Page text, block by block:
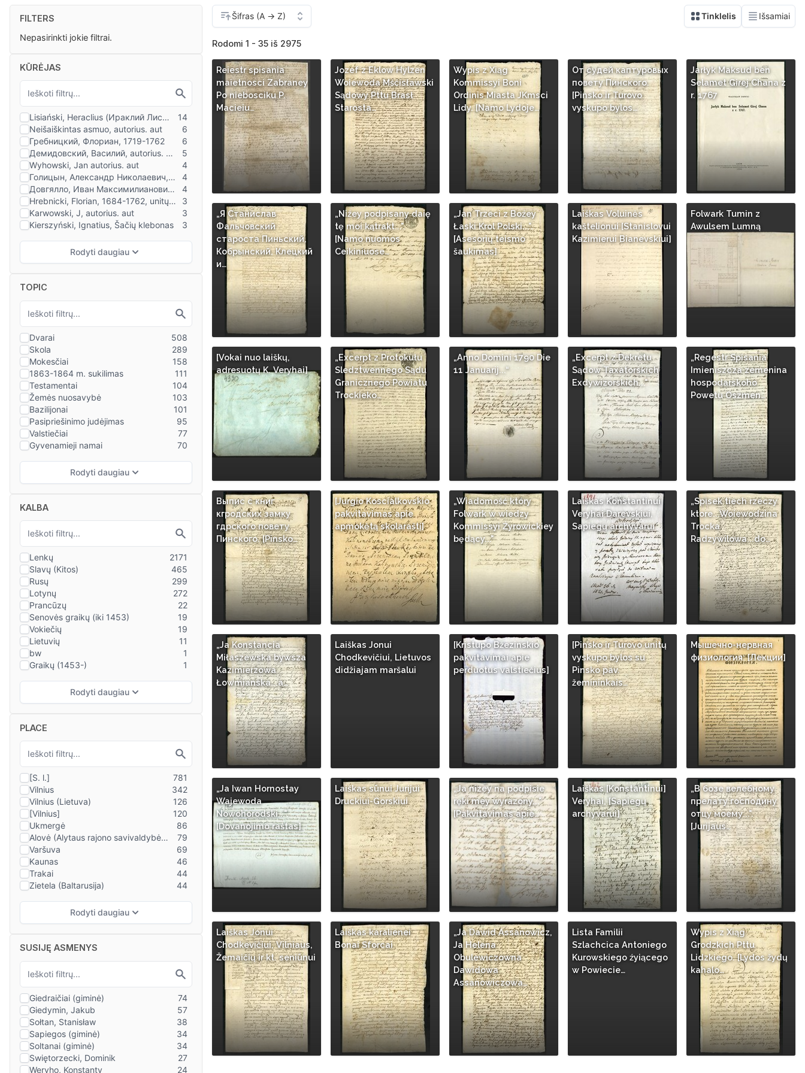
FILTERS
Nepasirinkti jokie filtrai.
KŪRĖJAS
TOPIC
KALBA
PLACE
SUSIJĘ ASMENYS
Rodomi 1 - 35 iš 2975
Reiestr spisania
maietnosci Zabraney
Po niebosciku P.
Macieiu…
Jozef z Eklow Hylzen
Woiewoda Mśćisławski
Sądowy Pttu Brasł
Starosta…
Wypis z Xiąg
Kommissyi Boni
Ordinis Miasta JKmsci
Lidy. [Namo Lydoje…
От судей каптуровых
повету Пинского.
[Pinsko ir Turovo
vyskupo bylos…
Jarłyk Maksud ben
Selamet Girej Chana z
r. 1767
„Я Станислав
Фальчовский
староста Пиньский,
Кобрынский, Клецкий
и…
„Niźey podpisany daię
tę moi kątrakt...".
[Namo nuomos
Ceikiniuose…
„Jan Trzeci z Boźey
Łaski Krol Polski...".
[Asesorių teismo
šaukimas]
Laiškas Voluinės
kaštelionui [Stanislovui
Kazimierui Bianevskiui]
Folwark Tumin z
Awulsem Lumną
[Vokai nuo laiškų,
adresuotų K. Veryhai]
„Excerpt z Protokułu
Sledztwennego Sądu
Granicznego Powiatu
Trockieko…
„Anno Domini 1790 Die
11 Januarij...“
„Excerpt z Dekretu
Sądow Taxatorskich
Exdywizorskich..."
„Regestr Spisania
Imieniszcza zemenina
hospodarskoho
Powetu Oszmen…
Выпис с книг
кгродских замку
гдрского повету
Пинского. [Pinsko…
[Jurgio Koscialkovskio
pakvitavimas apie
apmokėtą skolaraštį]
„Wiadomość który
Folwark w wiedzy
Kommissyi Źyrowickiey
będący..."
Laiškas Konstantinui
Veryhai Darevskiui,
Sapiegų archyvarui
„Spisek tiech rzeczy
ktore...Woiewodzina
Trocka
Radzywilowa...do…
„Ja Konstancia
Miłaszewska bywsza
Kazimierzowa
Łowmianska...a…
Laiškas Jonui
Chodkevičiui, Lietuvos
didžiajam maršalui
[Kristupo Bžezinskio
pakvitavimai apie
perduotus valstiečius]
[Pinsko ir Turovo unitų
vyskupo bylos su
Pinsko pav.
žemininkais…
Мышечно-нервная
физиология: [Лекции]
„Ja Iwan Hornostay
Wajewoda
Nowohorodski...".
[Dovanojimo raštas]
Laiškas sūnui Jurijui
Druckiui-Gorskiui
„Ja nizey na podpisie
ręki mey wyrazony..."
[Pakvitavimas apie…
Laiškas [Konstantinui]
Veryhai, [Sapiegų
archyvarui]
„В бозе велебному
прелату господину
отцу моему...".
[Jurijaus…
Laiškas Jonui
Chodkevičiui, Vilniaus,
Žemaičių ir kt. seniūnui
Laiškas karalienei
Bonai Sforcai
„Ja Dawid Assanowicz,
Ja Helena
Obulewiczowna
Dawidowa
Assanowiczowa…
Lista Familii
Szlachcica Antoniego
Kurowskiego źyiącego
w Powiecie…
Wypis z Xiąg
Grodzkich Pttu
Lidzkiego. [Lydos žydų
kahalo…